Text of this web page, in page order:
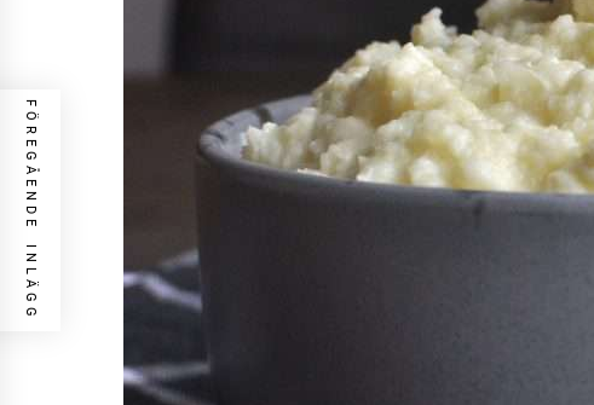
FÖREGÅENDE INLÄGG